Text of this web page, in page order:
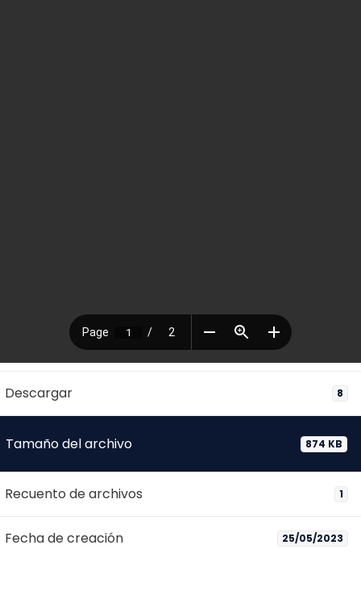
Descargar 8
Tamaño del archivo 874 KB
Recuento de archivos 1
Fecha de creación 25/05/2023